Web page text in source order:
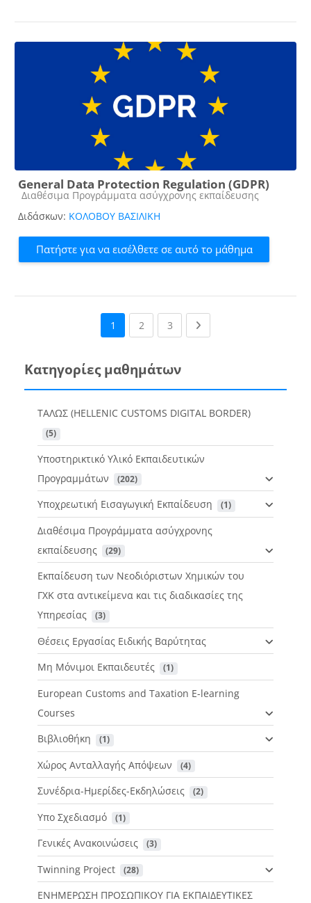
General Data Protection Regulation (GDPR)
Κατηγορία μαθήματος
Διαθέσιμα Προγράμματα ασύγχρονης εκπαίδευσης
Διδάσκων: ΚΟΛΟΒΟΥ ΒΑΣΙΛΙΚΗ
Πατήστε για να εισέλθετε σε αυτό το μάθημα
1 2(current)
3(current)
Κατηγορίες μαθημάτων
ΤΑΛΩΣ (HELLENIC CUSTOMS DIGITAL BORDER)
(5)
Υποστηρικτικό Υλικό Εκπαιδευτικών
Προγραμμάτων
(202)
Υποχρεωτική Εισαγωγική Εκπαίδευση (1)
Διαθέσιμα Προγράμματα ασύγχρονης
εκπαίδευσης
(29)
Εκπαίδευση των Νεοδιόριστων Χημικών του
ΓΧΚ στα αντικείμενα και τις διαδικασίες της
Υπηρεσίας
(3)
Θέσεις Εργασίας Ειδικής Βαρύτητας
Μη Μόνιμοι Εκπαιδευτές
(1)
European Customs and Taxation E-learning
Courses
Βιβλιοθήκη
(1)
Χώρος Ανταλλαγής Απόψεων (4)
Συνέδρια-Ημερίδες-Εκδηλώσεις (2)
Υπο Σχεδιασμό (1)
Γενικές Ανακοινώσεις (3)
Twinning Project (28)
ΕΝΗΜΕΡΩΣΗ ΠΡΟΣΩΠΙΚΟΥ ΓΙΑ ΕΚΠΑΙΔΕΥΤΙΚΕΣ